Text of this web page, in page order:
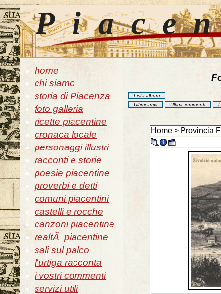
home
chi siamo
storia di Piacenza
foto galleria
ricette piacentine
cronaca locale
personaggi illustri
racconti e storie
poesie piacentine
proverbi e detti
comuni piacentini
castelli e rocche
canzoni piacentine
realtÃ piacentine
sali sul palco
l'urtiga racconta
i vostri commenti
servizi utili
Lista album
Ultimi arrivi
Ultimi commenti
Home> Provincia